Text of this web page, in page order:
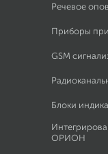
Речевое
Приборы
GSM
Блоки
ОРИОН